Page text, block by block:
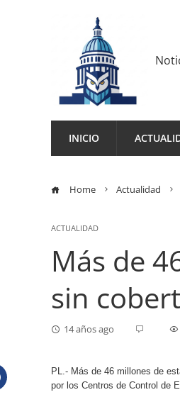
INICIO
Home Actualidad
ACTUALIDAD
Más de
sin
14 años ago
PL.- Más de 46 millones de
por los Centros de Control de